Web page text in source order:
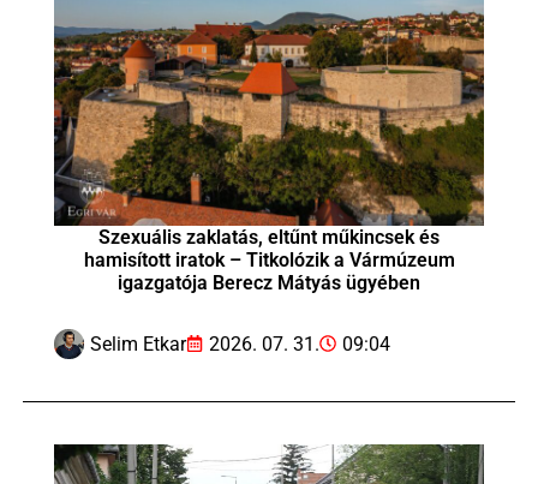
Szexuális zaklatás, eltűnt műkincsek és
hamisított iratok – Titkolózik a Vármúzeum
igazgatója Berecz Mátyás ügyében
Selim Etkar 2026. 07. 31. 09:04